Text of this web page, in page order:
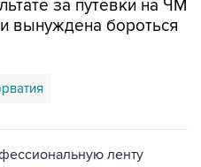
главных новостей сайта